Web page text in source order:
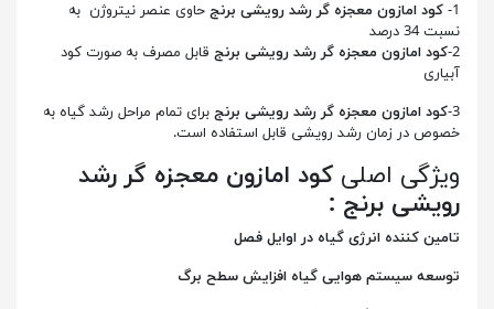
1- کود امازون معجزه گر رشد رویشی برنج حاوی عنصر نیتروژن به
نسبت 34 درصد
2- کود امازون معجزه گر رشد رویشی برنج قابل مصرف به صورت کود
آبیاری
3- کود امازون معجزه گر رشد رویشی برنج برای تمام مراحل رشد گیاه به
خصوص در زمان رشد رویشی قابل استفاده است.
ویژگی اصلیکود امازون معجزه گر رشد
رویشی برنج :
تامین کننده انرژی گیاه در اوایل فصل
توسعه سیستم هوایی گیاه افزایش سطح برگ